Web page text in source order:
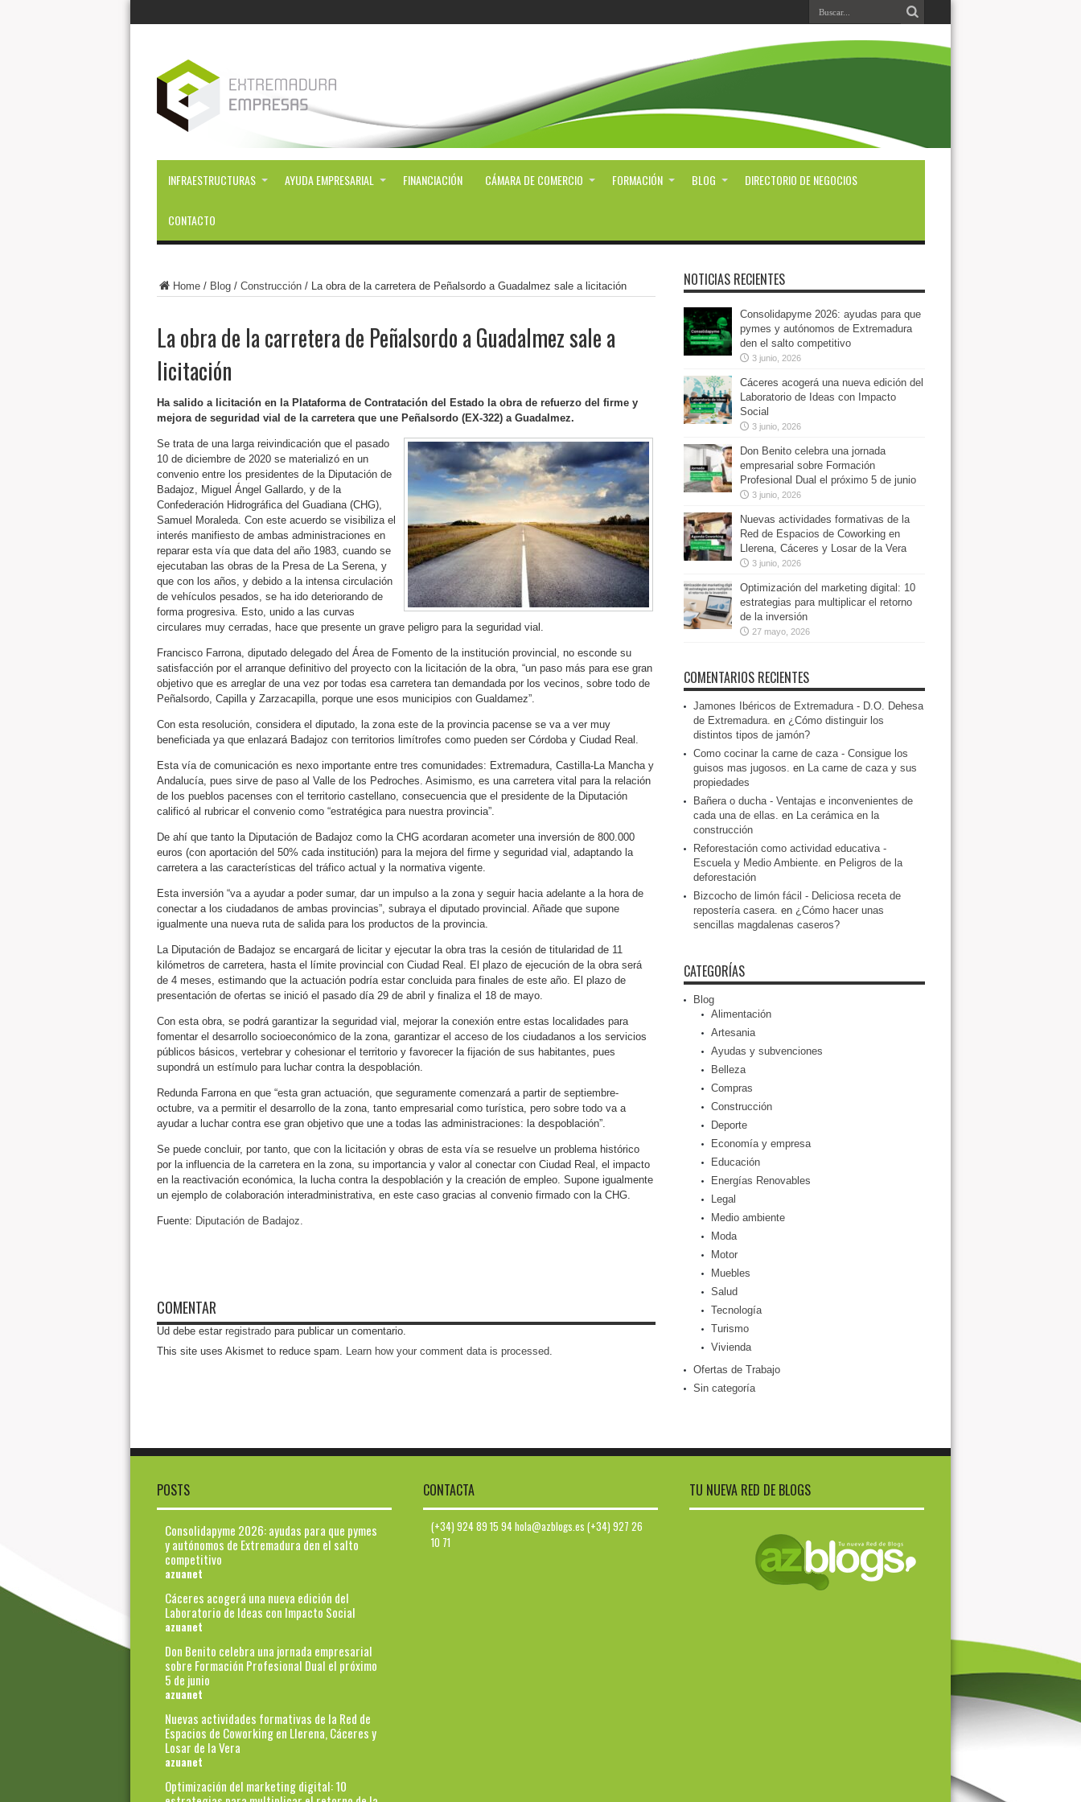
INFRAESTRUCTURAS AYUDA EMPRESARIAL FINANCIACIÓN CÁMARA DE COMERCIO FORMACIÓN BLOG DIRECTORIO DE NEGOCIOS
CONTACTO
Home/ Blog/ Construcción/ La obra de la carretera de Peñalsordo a Guadalmez sale a licitación
La obra de la carretera de Peñalsordo a Guadalmez sale a
licitación
Ha salido a licitación en la Plataforma de Contratación del Estado la obra de refuerzo del firme y
mejora de seguridad vial de la carretera que une Peñalsordo (EX-322) a Guadalmez.
Se trata de una larga reivindicación que el pasado
10 de diciembre de 2020 se materializó en un
convenio entre los presidentes de la Diputación de
Badajoz, Miguel Ángel Gallardo, y de la
Confederación Hidrográfica del Guadiana (CHG),
Samuel Moraleda. Con este acuerdo se visibiliza el
interés manifiesto de ambas administraciones en
reparar esta vía que data del año 1983, cuando se
ejecutaban las obras de la Presa de La Serena, y
que con los años, y debido a la intensa circulación
de vehículos pesados, se ha ido deteriorando de
forma progresiva. Esto, unido a las curvas
circulares muy cerradas, hace que presente un grave peligro para la seguridad vial.
Francisco Farrona, diputado delegado del Área de Fomento de la institución provincial, no esconde su
satisfacción por el arranque definitivo del proyecto con la licitación de la obra, “un paso más para ese gran
objetivo que es arreglar de una vez por todas esa carretera tan demandada por los vecinos, sobre todo de
Peñalsordo, Capilla y Zarzacapilla, porque une esos municipios con Gualdamez”.
Con esta resolución, considera el diputado, la zona este de la provincia pacense se va a ver muy
beneficiada ya que enlazará Badajoz con territorios limítrofes como pueden ser Córdoba y Ciudad Real.
Esta vía de comunicación es nexo importante entre tres comunidades: Extremadura, Castilla-La Mancha y
Andalucía, pues sirve de paso al Valle de los Pedroches. Asimismo, es una carretera vital para la relación
de los pueblos pacenses con el territorio castellano, consecuencia que el presidente de la Diputación
calificó al rubricar el convenio como “estratégica para nuestra provincia”.
De ahí que tanto la Diputación de Badajoz como la CHG acordaran acometer una inversión de 800.000
euros (con aportación del 50% cada institución) para la mejora del firme y seguridad vial, adaptando la
carretera a las características del tráfico actual y la normativa vigente.
Esta inversión “va a ayudar a poder sumar, dar un impulso a la zona y seguir hacia adelante a la hora de
conectar a los ciudadanos de ambas provincias”, subraya el diputado provincial. Añade que supone
igualmente una nueva ruta de salida para los productos de la provincia.
La Diputación de Badajoz se encargará de licitar y ejecutar la obra tras la cesión de titularidad de 11
kilómetros de carretera, hasta el límite provincial con Ciudad Real. El plazo de ejecución de la obra será
de 4 meses, estimando que la actuación podría estar concluida para finales de este año. El plazo de
presentación de ofertas se inició el pasado día 29 de abril y finaliza el 18 de mayo.
Con esta obra, se podrá garantizar la seguridad vial, mejorar la conexión entre estas localidades para
fomentar el desarrollo socioeconómico de la zona, garantizar el acceso de los ciudadanos a los servicios
públicos básicos, vertebrar y cohesionar el territorio y favorecer la fijación de sus habitantes, pues
supondrá un estímulo para luchar contra la despoblación.
Redunda Farrona en que “esta gran actuación, que seguramente comenzará a partir de septiembre-
octubre, va a permitir el desarrollo de la zona, tanto empresarial como turística, pero sobre todo va a
ayudar a luchar contra ese gran objetivo que une a todas las administraciones: la despoblación”.
Se puede concluir, por tanto, que con la licitación y obras de esta vía se resuelve un problema histórico
por la influencia de la carretera en la zona, su importancia y valor al conectar con Ciudad Real, el impacto
en la reactivación económica, la lucha contra la despoblación y la creación de empleo. Supone igualmente
un ejemplo de colaboración interadministrativa, en este caso gracias al convenio firmado con la CHG.
Fuente: Diputación de Badajoz.
COMENTAR
Ud debe estar registradopara publicar un comentario.
This site uses Akismet to reduce spam. Learn how your comment data is processed.
NOTICIAS RECIENTES
Consolidapyme 2026: ayudas para que
pymes y autónomos de Extremadura
den el salto competitivo
3 junio, 2026
Cáceres acogerá una nueva edición del
Laboratorio de Ideas con Impacto
Social
3 junio, 2026
Don Benito celebra una jornada
empresarial sobre Formación
Profesional Dual el próximo 5 de junio
3 junio, 2026
Nuevas actividades formativas de la
Red de Espacios de Coworking en
Llerena, Cáceres y Losar de la Vera
3 junio, 2026
Optimización del marketing digital: 10
estrategias para multiplicar el retorno
de la inversión
27 mayo, 2026
COMENTARIOS RECIENTES
Jamones Ibéricos de Extremadura - D.O. Dehesa
de Extremadura. en ¿Cómo distinguir los
distintos tipos de jamón?
Como cocinar la carne de caza - Consigue los
guisos mas jugosos. en La carne de caza y sus
propiedades
Bañera o ducha - Ventajas e inconvenientes de
cada una de ellas. en La cerámica en la
construcción
Reforestación como actividad educativa -
Escuela y Medio Ambiente. en Peligros de la
deforestación
Bizcocho de limón fácil - Deliciosa receta de
repostería casera. en ¿Cómo hacer unas
sencillas magdalenas caseros?
CATEGORÍAS
Blog
Alimentación
Artesania
Ayudas y subvenciones
Belleza
Compras
Construcción
Deporte
Economía y empresa
Educación
Energías Renovables
Legal
Medio ambiente
Moda
Motor
Muebles
Salud
Tecnología
Turismo
Vivienda
Ofertas de Trabajo
Sin categoría
POSTS
Consolidapyme 2026: ayudas para que pymes
y autónomos de Extremadura den el salto
competitivo
azuanet
Cáceres acogerá una nueva edición del
Laboratorio de Ideas con Impacto Social
azuanet
Don Benito celebra una jornada empresarial
sobre Formación Profesional Dual el próximo
5 de junio
azuanet
Nuevas actividades formativas de la Red de
Espacios de Coworking en Llerena, Cáceres y
Losar de la Vera
azuanet
Optimización del marketing digital: 10
CONTACTA
(+34) 924 89 15 94 hola@azblogs.es (+34) 927 26
10 71
TU NUEVA RED DE BLOGS